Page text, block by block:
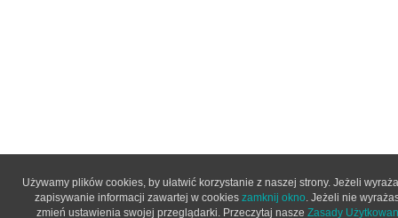
Używamy plików cookies, by ułatwić korzystanie z naszej strony. Jeżeli
zapisywanie informacji zawartej w cookies zamknij okno. Jeżeli nie
zmień ustawienia swojej przeglądarki. Przeczytaj nasze Zasady